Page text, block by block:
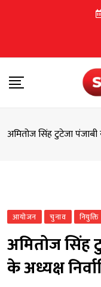
अमितोज सिंह टुटेजा पंजाबी
आयोजन चुनाव नियुक्ति
अमितोज सिंह
के अध्यक्ष